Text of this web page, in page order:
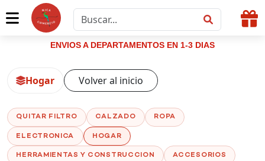
ENVIOS A DEPARTAMENTOS EN 1-3 DIAS
Hogar Volver al inicio
QUITAR FILTRO CALZADO ROPA
ELECTRONICA HOGAR
HERRAMIENTAS Y CONSTRUCCION ACCESORIOS